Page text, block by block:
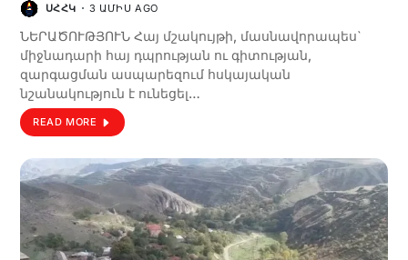
ՍՀՀԿ 3 ԱՄԻՍ AGO
ՆԵՐԱԾՈՒԹՅՈՒՆ Հայ մշակույթի, մասնավորապես`
միջնադարի հայ դպրության ու գիտության,
զարգացման ասպարեզում հսկայական
նշանակություն է ունեցել…
READ MORE